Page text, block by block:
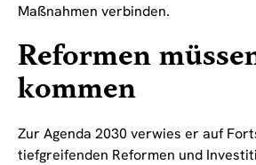
Maßnahmen verbinden.
Reformen
kommen
Zur Agenda 2030 verwies er auf
tiefgreifenden Reformen und